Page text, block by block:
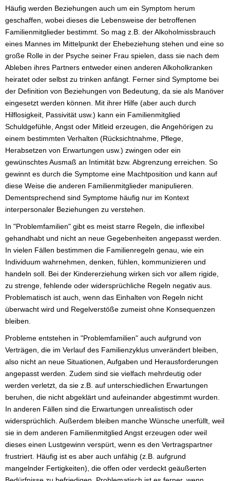
Häufig werden Beziehungen auch um ein Symptom herum
geschaffen, wobei dieses die Lebensweise der betroffenen
Familienmitglieder bestimmt. So mag z.B. der Alkoholmissbrauch
eines Mannes im Mittelpunkt der Ehebeziehung stehen und eine so
große Rolle in der Psyche seiner Frau spielen, dass sie nach dem
Ableben ihres Partners entweder einen anderen Alkoholkranken
heiratet oder selbst zu trinken anfängt. Ferner sind Symptome bei
der Definition von Beziehungen von Bedeutung, da sie als Manöver
eingesetzt werden können. Mit ihrer Hilfe (aber auch durch
Hilflosigkeit, Passivität usw.) kann ein Familienmitglied
Schuldgefühle, Angst oder Mitleid erzeugen, die Angehörigen zu
einem bestimmten Verhalten (Rücksichtnahme, Pflege,
Herabsetzen von Erwartungen usw.) zwingen oder ein
gewünschtes Ausmaß an Intimität bzw. Abgrenzung erreichen. So
gewinnt es durch die Symptome eine Machtposition und kann auf
diese Weise die anderen Familienmitglieder manipulieren.
Dementsprechend sind Symptome häufig nur im Kontext
interpersonaler Beziehungen zu verstehen.
In "Problemfamilien" gibt es meist starre Regeln, die inflexibel
gehandhabt und nicht an neue Gegebenheiten angepasst werden.
In vielen Fällen bestimmen die Familienregeln genau, wie ein
Individuum wahrnehmen, denken, fühlen, kommunizieren und
handeln soll. Bei der Kindererziehung wirken sich vor allem rigide,
zu strenge, fehlende oder widersprüchliche Regeln negativ aus.
Problematisch ist auch, wenn das Einhalten von Regeln nicht
überwacht wird und Regelverstöße zumeist ohne Konsequenzen
bleiben.
Probleme entstehen in "Problemfamilien" auch aufgrund von
Verträgen, die im Verlauf des Familienzyklus unverändert bleiben,
also nicht an neue Situationen, Aufgaben und Herausforderungen
angepasst werden. Zudem sind sie vielfach mehrdeutig oder
werden verletzt, da sie z.B. auf unterschiedlichen Erwartungen
beruhen, die nicht abgeklärt und aufeinander abgestimmt wurden.
In anderen Fällen sind die Erwartungen unrealistisch oder
widersprüchlich. Außerdem bleiben manche Wünsche unerfüllt, weil
sie in dem anderen Familienmitglied Angst erzeugen oder weil
dieses einen Lustgewinn verspürt, wenn es den Vertragspartner
frustriert. Häufig ist es aber auch unfähig (z.B. aufgrund
mangelnder Fertigkeiten), die offen oder verdeckt geäußerten